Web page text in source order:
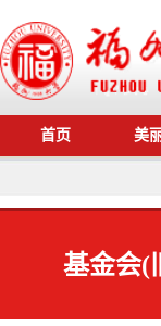
首页 美
基金会(